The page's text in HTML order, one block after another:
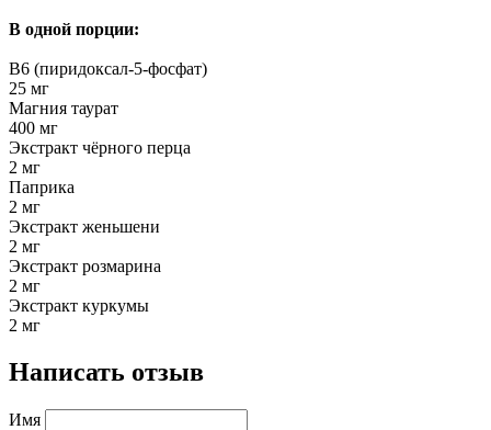
В одной порции:
B6 (пиридоксал-5-фосфат)
25 мг
Магния таурат
400 мг
Экстракт чёрного перца
2 мг
Паприка
2 мг
Экстракт женьшени
2 мг
Экстракт розмарина
2 мг
Экстракт куркумы
2 мг
Написать отзыв
Имя